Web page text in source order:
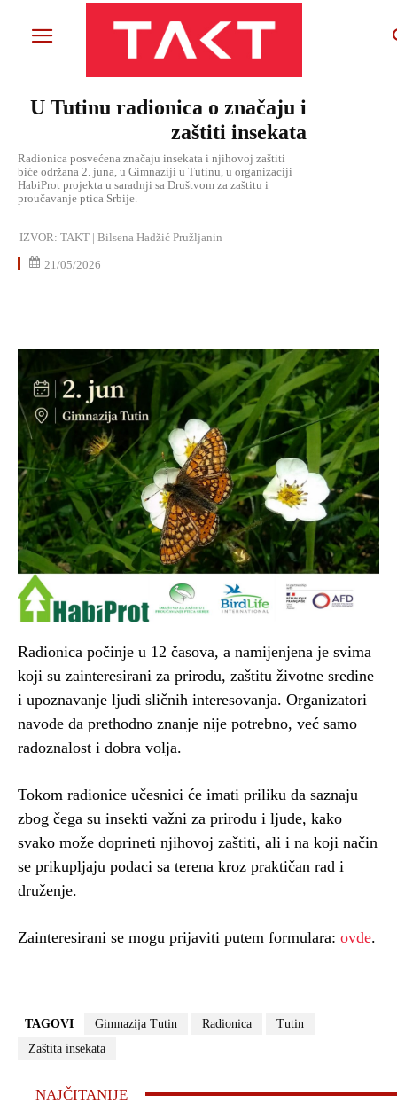
U Tutinu radionica o značaju i
zaštiti insekata
Radionica posvećena značaju insekata i njihovoj zaštiti
biće održana 2. juna, u Gimnaziji u Tutinu, u organizaciji
HabiProt projekta u saradnji sa Društvom za zaštitu i
proučavanje ptica Srbije.
IZVOR: TAKT | Bilsena Hadžić Pružljanin
21/05/2026
Radionica počinje u 12 časova, a namijenjena je svima
koji su zainteresirani za prirodu, zaštitu životne sredine
i upoznavanje ljudi sličnih interesovanja. Organizatori
navode da prethodno znanje nije potrebno, već samo
radoznalost i dobra volja.
Tokom radionice učesnici će imati priliku da saznaju
zbog čega su insekti važni za prirodu i ljude, kako
svako može doprineti njihovoj zaštiti, ali i na koji način
se prikupljaju podaci sa terena kroz praktičan rad i
druženje.
Zainteresirani se mogu prijaviti putem formulara: ovde.
TAGOVI Gimnazija Tutin Radionica
Tutin
Zaštita insekata
NAJČITANIJE